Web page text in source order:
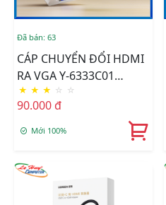
Đã bán: 63
CÁP CHUYỂN ĐỔI HDMI
RA VGA Y-6333C01
UNITEK
★ ★ ★ ☆ ☆
90.000 đ
Mới 100%